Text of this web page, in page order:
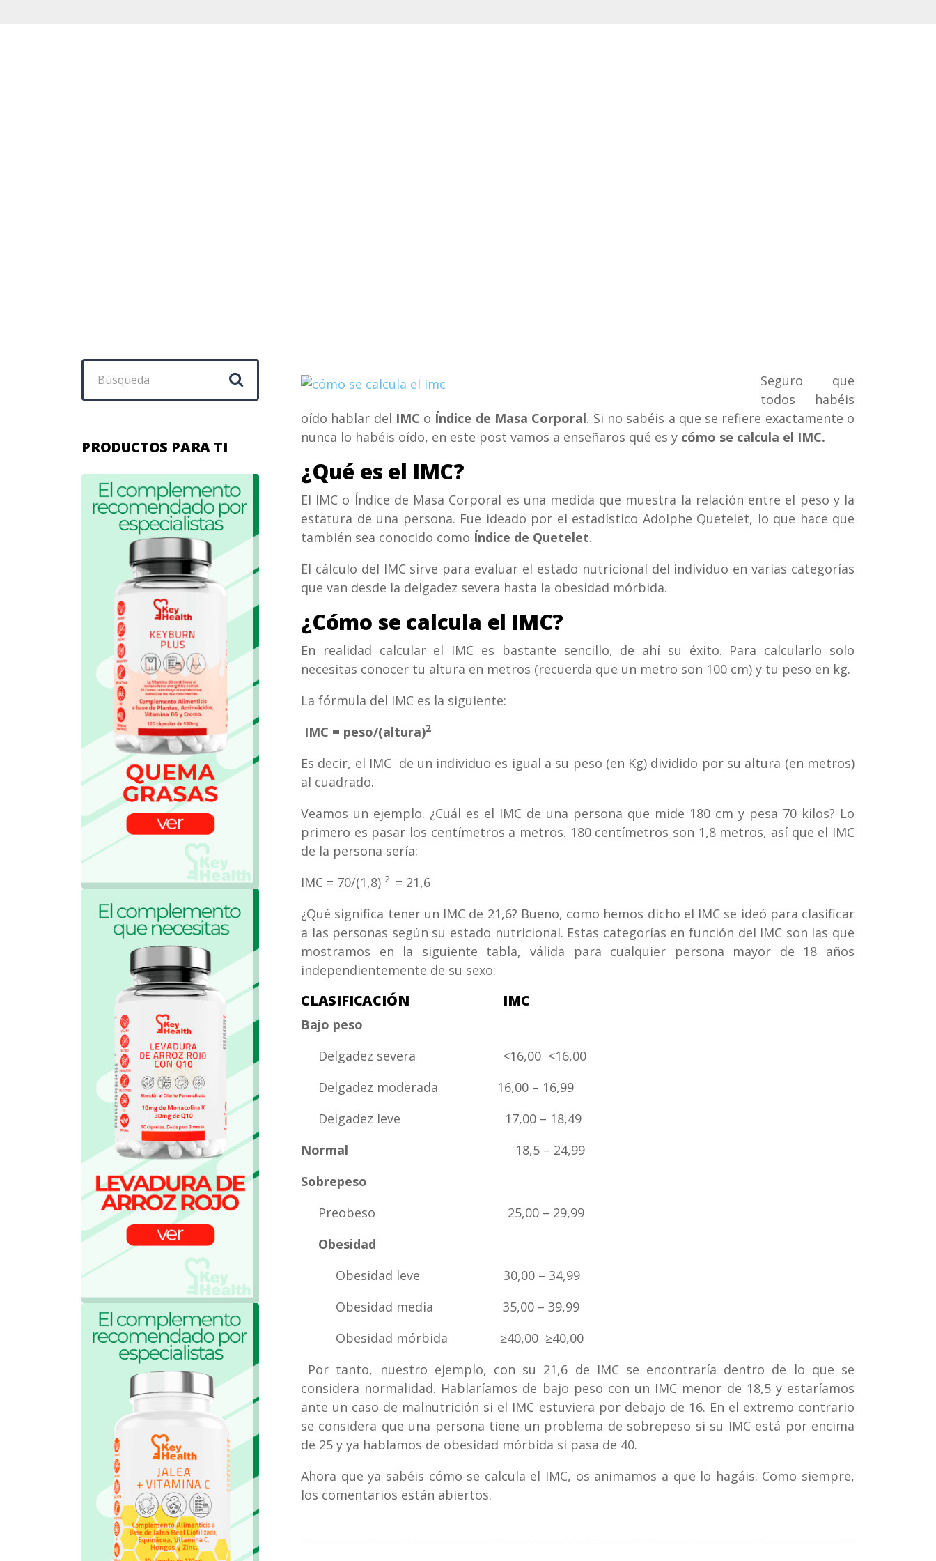
Seguro que
todos habéis
oído hablar del IMC o Índice de Masa Corporal. Si no sabéis a que se refiere exactamente o
nunca lo habéis oído, en este post vamos a enseñaros qué es y cómo se calcula el IMC.
¿Qué es el IMC?
El IMC o Índice de Masa Corporal es una medida que muestra la relación entre el peso y la
estatura de una persona. Fue ideado por el estadístico Adolphe Quetelet, lo que hace que
también sea conocido como Índice de Quetelet.
El cálculo del IMC sirve para evaluar el estado nutricional del individuo en varias categorías
que van desde la delgadez severa hasta la obesidad mórbida.
¿Cómo se calcula el IMC?
En realidad calcular el IMC es bastante sencillo, de ahí su éxito. Para calcularlo solo
necesitas conocer tu altura en metros (recuerda que un metro son 100 cm) y tu peso en kg.
La fórmula del IMC es la siguiente:
IMC = peso/(altura)2
Es decir, el IMC de un individuo es igual a su peso (en Kg) dividido por su altura (en metros)
al cuadrado.
Veamos un ejemplo. ¿Cuál es el IMC de una persona que mide 180 cm y pesa 70 kilos? Lo
primero es pasar los centímetros a metros. 180 centímetros son 1,8 metros, así que el IMC
de la persona sería:
IMC = 70/(1,8) 2 = 21,6
¿Qué significa tener un IMC de 21,6? Bueno, como hemos dicho el IMC se ideó para clasificar
a las personas según su estado nutricional. Estas categorías en función del IMC son las que
mostramos en la siguiente tabla, válida para cualquier persona mayor de 18 años
independientemente de su sexo:
CLASIFICACIÓN IMC
Bajo peso
Delgadez severa <16,00 <16,00
Delgadez moderada 16,00 – 16,99
Delgadez leve 17,00 – 18,49
Normal 18,5 – 24,99
Sobrepeso
Preobeso 25,00 – 29,99
Obesidad
Obesidad leve 30,00 – 34,99
Obesidad media 35,00 – 39,99
Obesidad mórbida ≥40,00 ≥40,00
Por tanto, nuestro ejemplo, con su 21,6 de IMC se encontraría dentro de lo que se
considera normalidad. Hablaríamos de bajo peso con un IMC menor de 18,5 y estaríamos
ante un caso de malnutrición si el IMC estuviera por debajo de 16. En el extremo contrario
se considera que una persona tiene un problema de sobrepeso si su IMC está por encima
de 25 y ya hablamos de obesidad mórbida si pasa de 40.
Ahora que ya sabéis cómo se calcula el IMC, os animamos a que lo hagáis. Como siempre,
los comentarios están abiertos.
Buscar:
PRODUCTOS PARA TI